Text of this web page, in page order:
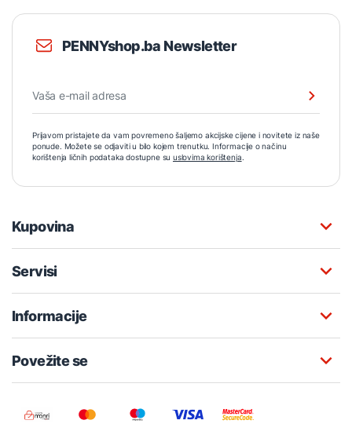
PENNYshop.ba Newsletter
Prijavom pristajete da vam povremeno šaljemo akcijske cijene i novitete iz naše
ponude. Možete se odjaviti u bilo kojem trenutku. Informacije o načinu
korištenja ličnih podataka dostupne su uslovima korištenja.
Kupovina
Servisi
Informacije
Povežite se